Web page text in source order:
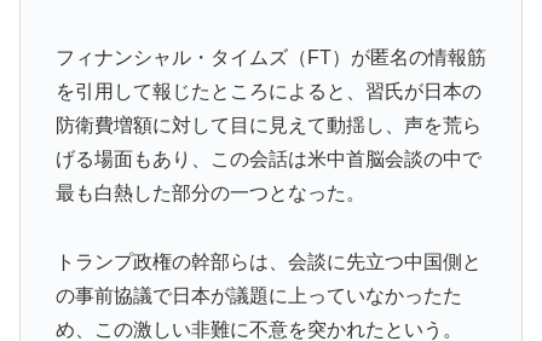
スタッフたちの姿をご覧ください」→「マジで鳥肌立っ
た」「こういう姿は韓国も見習わないと」「あんな状況
なら日本だけではなく韓国の医療関係者も同じように行
動したはずだ」【熊本地震】
が上なの？」
韓国、サッカーW杯予選で審判を性接待して買収してい
たことが判明！ 何と日本も巻き込まれることに
韓国人「日本の某ゲームが米国進出した当時、アメリカ
フィナンシャル・タイムズ（FT）が匿名の情報筋
を引用して報じたところによると、習氏が日本の
防衛費増額に対して目に見えて動揺し、声を荒ら
げる場面もあり、この会話は米中首脳会談の中で
最も白熱した部分の一つとなった。
トランプ政権の幹部らは、会談に先立つ中国側と
の事前協議で日本が議題に上っていなかったた
め、この激しい非難に不意を突かれたという。